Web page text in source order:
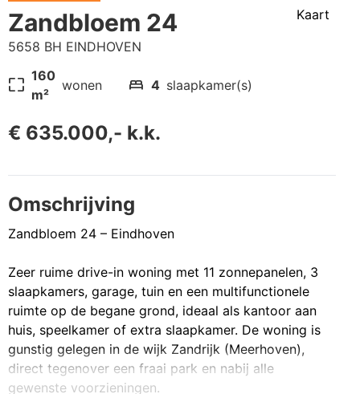
Zandbloem 24
5658 BH EINDHOVEN
pageless 160
m²
wonen bed 4 slaapkamer(s)
€ 635.000,- k.k.
Kaart
Omschrijving
Zandbloem 24 – Eindhoven
Zeer ruime drive-in woning met 11 zonnepanelen, 3
slaapkamers, garage, tuin en een multifunctionele
ruimte op de begane grond, ideaal als kantoor aan
huis, speelkamer of extra slaapkamer. De woning is
gunstig gelegen in de wijk Zandrijk (Meerhoven),
direct tegenover een fraai park en nabij alle
gewenste voorzieningen.